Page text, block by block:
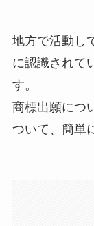
地方で活動し
に認識されて
す。
商標出願につ
ついて、簡単